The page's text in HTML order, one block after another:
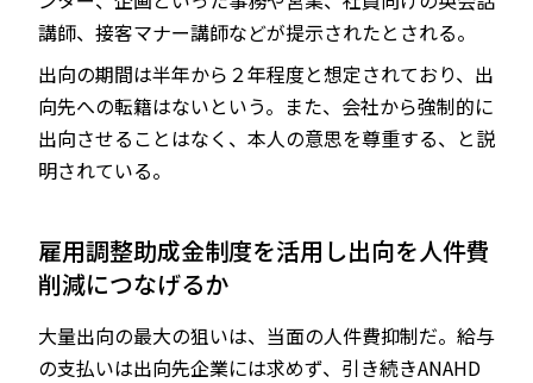
講師、接客マナー講師などが提示されたとされる。
出向の期間は半年から２年程度と想定されており、出
向先への転籍はないという。また、会社から強制的に
出向させることはなく、本人の意思を尊重する、と説
明されている。
雇用調整助成金制度を活用し出向を人件費
削減につなげるか
大量出向の最大の狙いは、当面の人件費抑制だ。給与
の支払いは出向先企業には求めず、引き続きANAHD